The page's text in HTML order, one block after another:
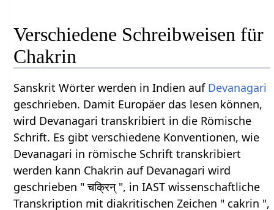
Verschiedene Schreibweisen für
Chakrin
Sanskrit Wörter werden in Indien auf Devanagari
geschrieben. Damit Europäer das lesen können,
wird Devanagari transkribiert in die Römische
Schrift. Es gibt verschiedene Konventionen, wie
Devanagari in römische Schrift transkribiert
werden kann Chakrin auf Devanagari wird
geschrieben " चक्रिन् ", in IAST wissenschaftliche
Transkription mit diakritischen Zeichen " cakrin ",